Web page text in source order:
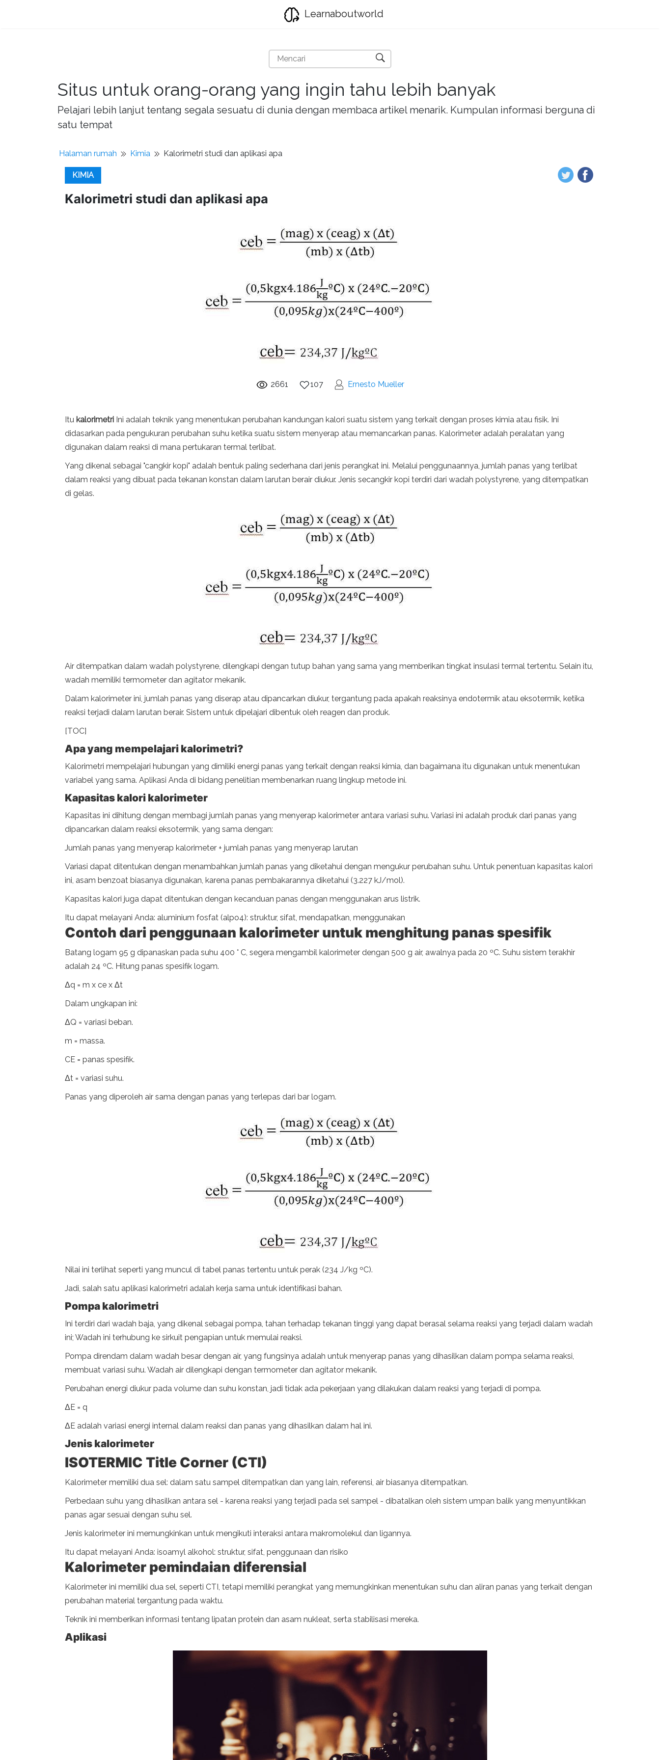
Learnaboutworld
Situs untuk orang-orang yang ingin tahu lebih banyak
Pelajari lebih lanjut tentang segala sesuatu di dunia dengan membaca artikel menarik. Kumpulan informasi berguna di
satu tempat
Halaman rumah Kimia Kalorimetri studi dan aplikasi apa
KIMIA
Kalorimetri studi dan aplikasi apa
2661 107 Ernesto Mueller
Itu kalorimetri Ini adalah teknik yang menentukan perubahan kandungan kalori suatu sistem yang terkait dengan proses kimia atau fisik. Ini
didasarkan pada pengukuran perubahan suhu ketika suatu sistem menyerap atau memancarkan panas. Kalorimeter adalah peralatan yang
digunakan dalam reaksi di mana pertukaran termal terlibat.
Yang dikenal sebagai "cangkir kopi" adalah bentuk paling sederhana dari jenis perangkat ini. Melalui penggunaannya, jumlah panas yang terlibat
dalam reaksi yang dibuat pada tekanan konstan dalam larutan berair diukur. Jenis secangkir kopi terdiri dari wadah polystyrene, yang ditempatkan
di gelas.
Air ditempatkan dalam wadah polystyrene, dilengkapi dengan tutup bahan yang sama yang memberikan tingkat insulasi termal tertentu. Selain itu,
wadah memiliki termometer dan agitator mekanik.
Dalam kalorimeter ini, jumlah panas yang diserap atau dipancarkan diukur, tergantung pada apakah reaksinya endotermik atau eksotermik, ketika
reaksi terjadi dalam larutan berair. Sistem untuk dipelajari dibentuk oleh reagen dan produk.
[TOC]
Apa yang mempelajari kalorimetri?
Kalorimetri mempelajari hubungan yang dimiliki energi panas yang terkait dengan reaksi kimia, dan bagaimana itu digunakan untuk menentukan
variabel yang sama. Aplikasi Anda di bidang penelitian membenarkan ruang lingkup metode ini.
Kapasitas kalori kalorimeter
Kapasitas ini dihitung dengan membagi jumlah panas yang menyerap kalorimeter antara variasi suhu. Variasi ini adalah produk dari panas yang
dipancarkan dalam reaksi eksotermik, yang sama dengan:
Jumlah panas yang menyerap kalorimeter + jumlah panas yang menyerap larutan
Variasi dapat ditentukan dengan menambahkan jumlah panas yang diketahui dengan mengukur perubahan suhu. Untuk penentuan kapasitas kalori
ini, asam benzoat biasanya digunakan, karena panas pembakarannya diketahui (3.227 kJ/mol).
Kapasitas kalori juga dapat ditentukan dengan kecanduan panas dengan menggunakan arus listrik.
Itu dapat melayani Anda: aluminium fosfat (alpo4): struktur, sifat, mendapatkan, menggunakan
Contoh dari penggunaan kalorimeter untuk menghitung panas spesifik
Batang logam 95 g dipanaskan pada suhu 400 ° C, segera mengambil kalorimeter dengan 500 g air, awalnya pada 20 ºC. Suhu sistem terakhir
adalah 24 ºC. Hitung panas spesifik logam.
Δq = m x ce x Δt
Dalam ungkapan ini:
ΔQ = variasi beban.
m = massa.
CE = panas spesifik.
Δt = variasi suhu.
Panas yang diperoleh air sama dengan panas yang terlepas dari bar logam.
Nilai ini terlihat seperti yang muncul di tabel panas tertentu untuk perak (234 J/kg ºC).
Jadi, salah satu aplikasi kalorimetri adalah kerja sama untuk identifikasi bahan.
Pompa kalorimetri
Ini terdiri dari wadah baja, yang dikenal sebagai pompa, tahan terhadap tekanan tinggi yang dapat berasal selama reaksi yang terjadi dalam wadah
ini; Wadah ini terhubung ke sirkuit pengapian untuk memulai reaksi.
Pompa direndam dalam wadah besar dengan air, yang fungsinya adalah untuk menyerap panas yang dihasilkan dalam pompa selama reaksi,
membuat variasi suhu. Wadah air dilengkapi dengan termometer dan agitator mekanik.
Perubahan energi diukur pada volume dan suhu konstan, jadi tidak ada pekerjaan yang dilakukan dalam reaksi yang terjadi di pompa.
ΔE = q
ΔE adalah variasi energi internal dalam reaksi dan panas yang dihasilkan dalam hal ini.
Jenis kalorimeter
ISOTERMIC Title Corner (CTI)
Kalorimeter memiliki dua sel: dalam satu sampel ditempatkan dan yang lain, referensi, air biasanya ditempatkan.
Perbedaan suhu yang dihasilkan antara sel - karena reaksi yang terjadi pada sel sampel - dibatalkan oleh sistem umpan balik yang menyuntikkan
panas agar sesuai dengan suhu sel.
Jenis kalorimeter ini memungkinkan untuk mengikuti interaksi antara makromolekul dan ligannya.
Itu dapat melayani Anda: isoamyl alkohol: struktur, sifat, penggunaan dan risiko
Kalorimeter pemindaian diferensial
Kalorimeter ini memiliki dua sel, seperti CTI, tetapi memiliki perangkat yang memungkinkan menentukan suhu dan aliran panas yang terkait dengan
perubahan material tergantung pada waktu.
Teknik ini memberikan informasi tentang lipatan protein dan asam nukleat, serta stabilisasi mereka.
Aplikasi